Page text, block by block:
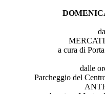
a cura di
dalle
Parcheggio del